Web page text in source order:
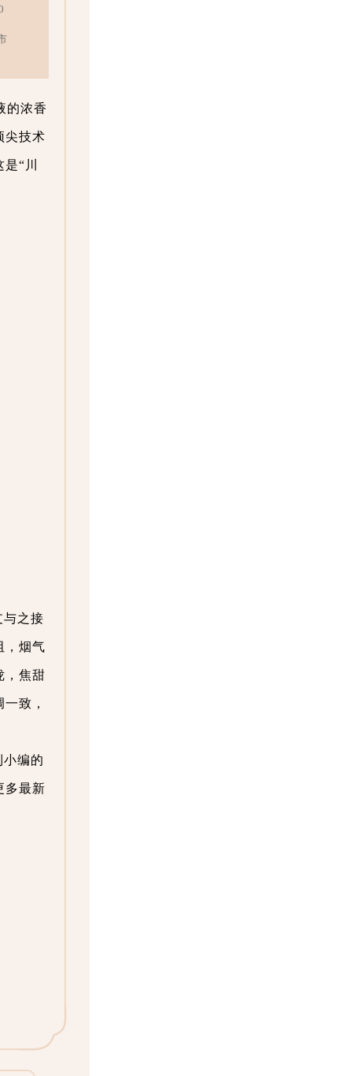
的浓香
尖技术
“川
与之接
，烟气
，焦甜
致，
编的
多最新